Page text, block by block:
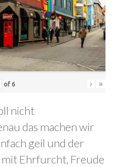
of 6 › »
nicht
das machen wir
geil und der
mit Ehrfurcht, Freude